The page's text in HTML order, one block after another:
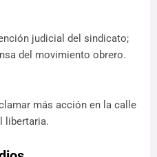
judicial del sindicato;
del movimiento obrero.
más acción en la calle
libertaria.